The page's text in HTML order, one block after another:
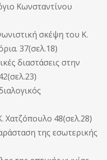
Κωνσταντίνου
σκέψη του Κ.
37(σελ.18)
διαστάσεις στην
Χατζόπουλο 48(σελ.28)
της εσωτερικής